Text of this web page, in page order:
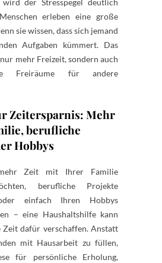
erleben eine große
sie wissen, dass sich jemand
Aufgaben kümmert. Das
mehr Freizeit, sondern auch
Freiräume für andere
Zeitersparnis: Mehr
berufliche
Hobbys
Zeit mit Ihrer Familie
berufliche Projekte
einfach Ihren Hobbys
– eine Haushaltshilfe kann
Zeit dafür verschaffen. Anstatt
mit Hausarbeit zu füllen,
für persönliche Erholung,